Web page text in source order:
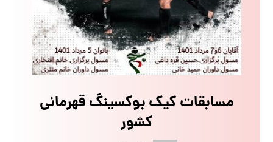
مسابقات کیک بوکسینگ قهرمانی
کشور